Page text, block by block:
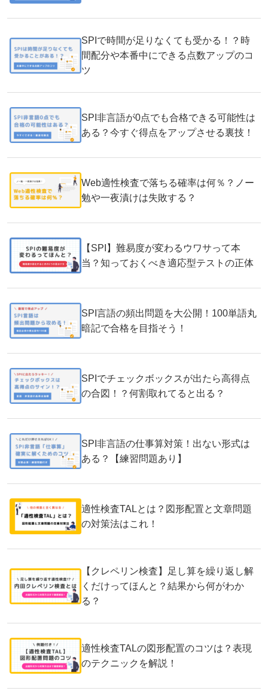
SPIで時間が足りなくても受かる！？時
間配分や本番中にできる点数アップのコ
ツ
SPI非言語が0点でも合格できる可能性は
ある？今すぐ得点をアップさせる裏技！
Web適性検査で落ちる確率は何％？ノー
勉や一夜漬けは失敗する？
【SPI】難易度が変わるウワサって本
当？知っておくべき適応型テストの正体
SPI言語の頻出問題を大公開！100単語丸
暗記で合格を目指そう！
SPIでチェックボックスが出たら高得点
の合図！？何割取れてると出る？
SPI非言語の仕事算対策！出ない形式は
ある？【練習問題あり】
適性検査TALとは？図形配置と文章問題
の対策法はこれ！
【クレペリン検査】足し算を繰り返し解
くだけってほんと？結果から何がわか
る？
適性検査TALの図形配置のコツは？表現
のテクニックを解説！